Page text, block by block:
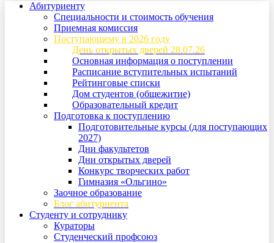
Абитуриенту
Специальности и стоимость обучения
Приемная комиссия
Поступающему в 2026 году
День открытых дверей 28.07.26
Основная информация о поступлении
Расписание вступительных испытаний
Рейтинговые списки
Дом студентов (общежитие)
Образовательный кредит
Подготовка к поступлению
Подготовительные курсы (для поступающих
2027)
Дни факультетов
Дни открытых дверей
Конкурс творческих работ
Гимназия «Ольгино»
Заочное образование
Блог абитуриента
Студенту и сотруднику
Кураторы
Студенческий профсоюз